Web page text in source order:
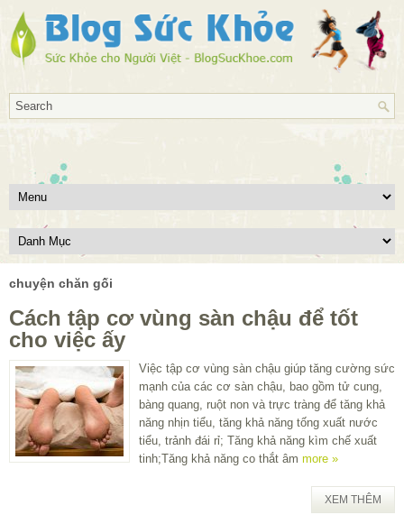
chuyện chăn gối
Cách tập cơ vùng sàn chậu để tốt
cho việc ấy
Việc tập cơ vùng sàn chậu giúp tăng cường sức
mạnh của các cơ sàn chậu, bao gồm tử cung,
bàng quang, ruột non và trực tràng để tăng khả
năng nhịn tiểu, tăng khả năng tống xuất nước
tiểu, trảnh đái rỉ; Tăng khả năng kìm chế xuất
tinh;Tăng khả năng co thắt âm more »
XEM THÊM